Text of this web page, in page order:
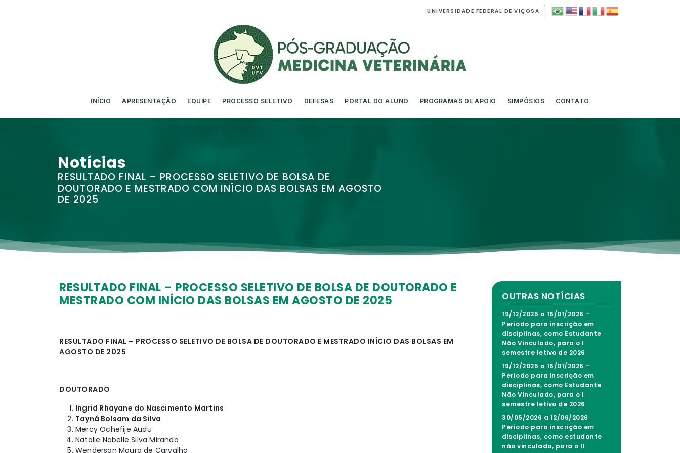
UNIVERSIDADE FEDERAL DE VIÇOSA
INÍCIO APRESENTAÇÃO EQUIPE PROCESSO SELETIVO DEFESAS PORTAL DO ALUNO PROGRAMAS DE APOIO SIMPÓSIOS CONTATO
Notícias
RESULTADO FINAL – PROCESSO SELETIVO DE BOLSA DE
DOUTORADO E MESTRADO COM INÍCIO DAS BOLSAS EM AGOSTO
DE 2025
RESULTADO FINAL – PROCESSO SELETIVO DE BOLSA DE DOUTORADO E
MESTRADO COM INÍCIO DAS BOLSAS EM AGOSTO DE 2025
RESULTADO FINAL – PROCESSO SELETIVO DE BOLSA DE DOUTORADO E MESTRADO INÍCIO DAS BOLSAS EM
AGOSTO DE 2025
DOUTORADO
Ingrid Rhayane do Nascimento Martins
Tayná Bolsam da Silva
Mercy Ochefije Audu
Natalie Nabelle Silva Miranda
Wenderson Moura de Carvalho
OUTRAS NOTÍCIAS
19/12/2025 a 16/01/2026 –
Período para inscrição em
disciplinas, como Estudante
Não Vinculado, para o I
semestre letivo de 2026
19/12/2025 a 16/01/2026 –
Período para inscrição em
disciplinas, como Estudante
Não Vinculado, para o I
semestre letivo de 2026
30/05/2026 a 12/06/2026
Período para inscrição em
disciplinas, como estudante
não vinculado, para o II